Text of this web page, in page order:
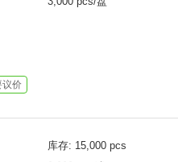
议价
库存: 15,000 pcs